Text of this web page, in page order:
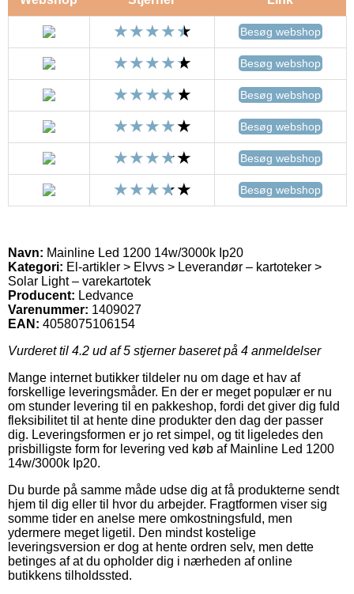
Besøg webshop
Besøg webshop
Besøg webshop
Besøg webshop
Besøg webshop
Besøg webshop
Navn: Mainline Led 1200 14w/3000k Ip20
Kategori: El-artikler > Elvvs > Leverandør – kartoteker >
Solar Light – varekartotek
Producent: Ledvance
Varenummer: 1409027
EAN: 4058075106154
Vurderet til 4.2 ud af 5 stjerner baseret på 4 anmeldelser
Mange internet butikker tildeler nu om dage et hav af
forskellige leveringsmåder. En der er meget populær er nu
om stunder levering til en pakkeshop, fordi det giver dig fuld
fleksibilitet til at hente dine produkter den dag der passer
dig. Leveringsformen er jo ret simpel, og tit ligeledes den
prisbilligste form for levering ved køb af Mainline Led 1200
14w/3000k Ip20.
Du burde på samme måde udse dig at få produkterne sendt
hjem til dig eller til hvor du arbejder. Fragtformen viser sig
somme tider en anelse mere omkostningsfuld, men
ydermere meget ligetil. Den mindst kostelige
leveringsversion er dog at hente ordren selv, men dette
betinges af at du opholder dig i nærheden af online
butikkens tilholdssted.